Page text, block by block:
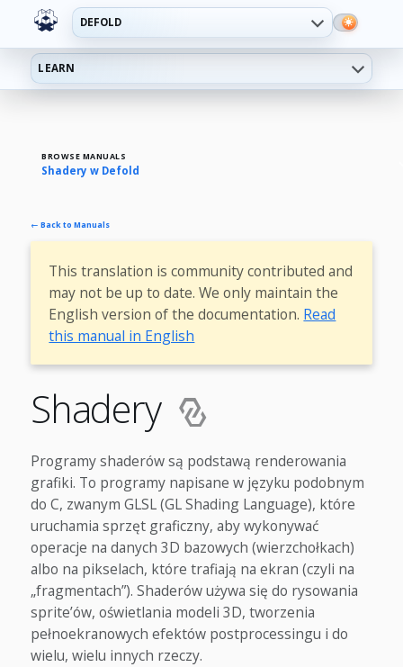
DEFOLD
LEARN
BROWSE MANUALS
Shadery w Defold
← Back to Manuals
This translation is community contributed and
may not be up to date. We only maintain the
English version of the documentation. Read
this manual in English
Shadery
Programy shaderów są podstawą renderowania
grafiki. To programy napisane w języku podobnym
do C, zwanym GLSL (GL Shading Language), które
uruchamia sprzęt graficzny, aby wykonywać
operacje na danych 3D bazowych (wierzchołkach)
albo na pikselach, które trafiają na ekran (czyli na
„fragmentach”). Shaderów używa się do rysowania
sprite’ów, oświetlania modeli 3D, tworzenia
pełnoekranowych efektów postprocessingu i do
wielu, wielu innych rzeczy.